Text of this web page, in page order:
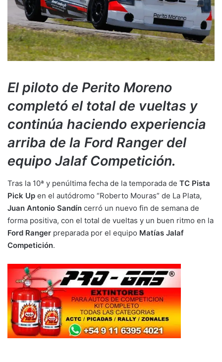
El piloto de Perito Moreno
completó el total de vueltas y
continúa haciendo experiencia
arriba de la Ford Ranger del
equipo Jalaf Competición.
Tras la 10ª y penúltima fecha de la temporada de TC Pista
Pick Up en el autódromo “Roberto Mouras” de La Plata,
Juan Antonio Sandín cerró un nuevo fin de semana de
forma positiva, con el total de vueltas y un buen ritmo en la
Ford Ranger preparada por el equipo Matías Jalaf
Competición.